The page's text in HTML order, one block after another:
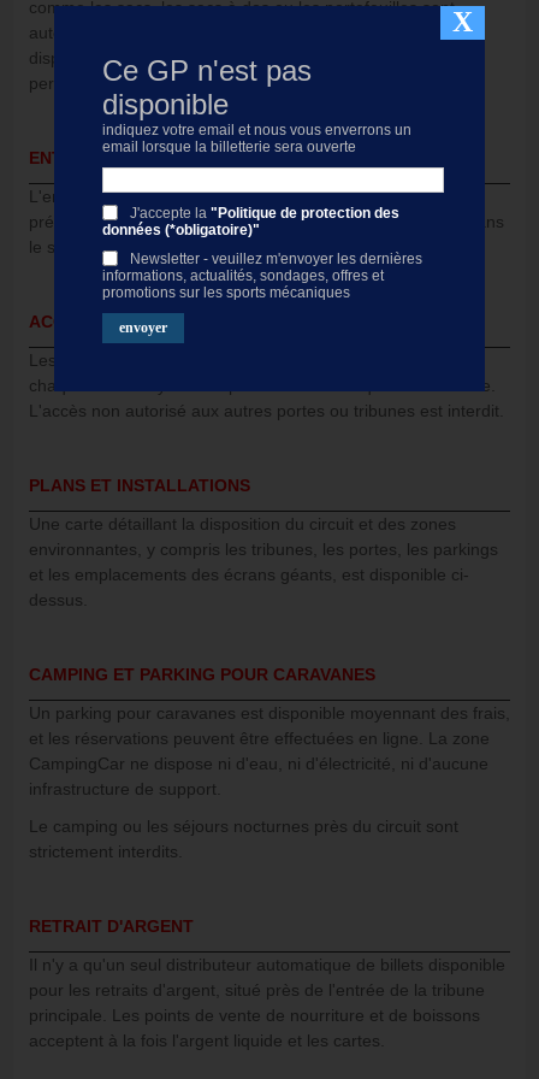
X
Ce GP n'est pas
disponible
indiquez votre email et nous vous enverrons un
email lorsque la billetterie sera ouverte
J'accepte la "Politique de protection des
données (*obligatoire)"
Newsletter - veuillez m'envoyer les dernières
informations, actualités, sondages, offres et
promotions sur les sports mécaniques
comme les sacs, les sacs à dos ou les portefeuilles sont
autorisés. Les installations de stockage ne sont pas
disponibles, alors assurez-vous de la sécurité des objets
personnels.
ENTRÉE ET SORTIE PENDANT LES COURSES
L'entrée et la sortie pendant les courses sont autorisées sur
présentation du billet. Chaque mouvement est enregistré dans
le système de contrôle des entrées.
ACCÈS AUX TRIBUNES ET PORTES
Les billets donnent accès uniquement à la tribune spécifiée,
chaque tribune ayant une porte d'accès indiquée sur la carte.
L'accès non autorisé aux autres portes ou tribunes est interdit.
PLANS ET INSTALLATIONS
Une carte détaillant la disposition du circuit et des zones
environnantes, y compris les tribunes, les portes, les parkings
et les emplacements des écrans géants, est disponible ci-
dessus.
CAMPING ET PARKING POUR CARAVANES
Un parking pour caravanes est disponible moyennant des frais,
et les réservations peuvent être effectuées en ligne. La zone
CampingCar ne dispose ni d'eau, ni d'électricité, ni d'aucune
infrastructure de support.
Le camping ou les séjours nocturnes près du circuit sont
strictement interdits.
RETRAIT D'ARGENT
Il n'y a qu'un seul distributeur automatique de billets disponible
pour les retraits d'argent, situé près de l'entrée de la tribune
principale. Les points de vente de nourriture et de boissons
acceptent à la fois l'argent liquide et les cartes.